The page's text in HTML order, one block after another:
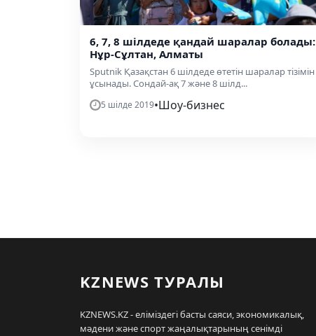
6, 7, 8 шілдеде қандай шаралар болады:
Нұр-Сұлтан, Алматы
Sputnik Қазақстан 6 шілдеде өтетін шаралар тізімін
ұсынады. Сондай-ақ 7 және 8 шілд...
5 шілде 2019•Шоу-бизнес
KZNEWS ТУРАЛЫ
KZNEWS.KZ - еліміздегі басты саяси, экономикалық,
мәдени және спорт жаңалықтарының сенімді